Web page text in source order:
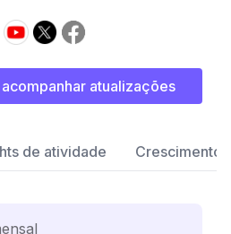
atualizações
de atividade Crescimento